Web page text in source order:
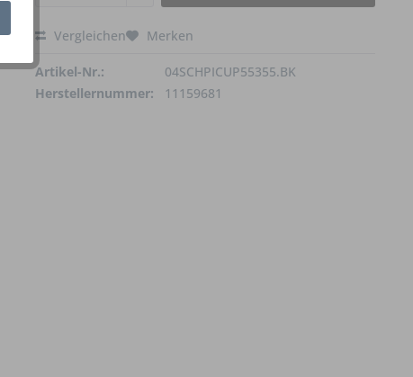
Vergleichen Merken
Artikel-Nr.:
04SCHPICUP55355.BK
Herstellernummer:
11159681